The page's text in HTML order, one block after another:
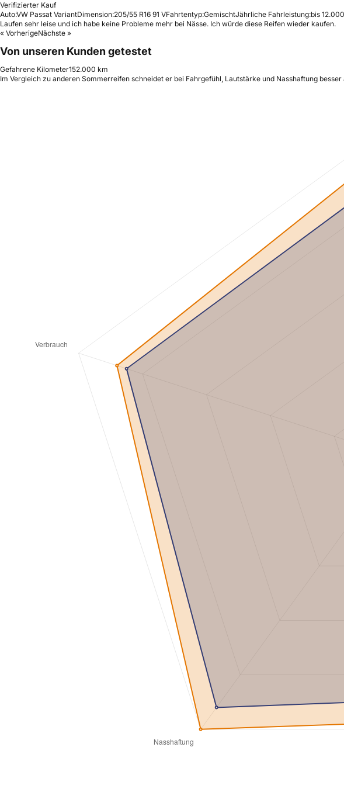
Verifizierter Kauf
Auto:VW Passat VariantDimension:205/55 R16 91 VFahrtentyp:GemischtJährliche Fahrleistung:bis
Laufen sehr leise und ich habe keine Probleme mehr bei Nässe. Ich würde diese Reifen wieder kaufen.
« VorherigeNächste »
Von unseren Kunden getestet
Gefahrene Kilometer152.000 km
Im Vergleich zu anderen Sommerreifen schneidet er bei Fahrgefühl, Lautstärke und Nasshaftung besser